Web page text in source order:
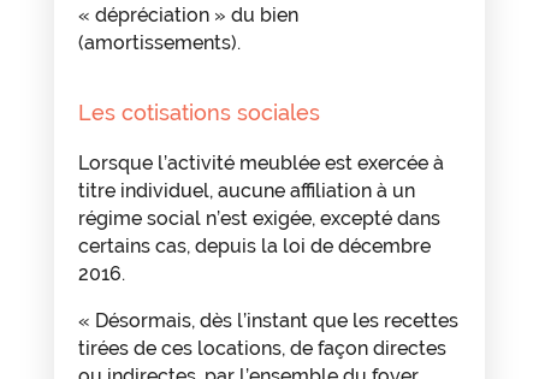
« dépréciation » du bien
(amortissements).
Les cotisations sociales
Lorsque l’activité meublée est exercée à
titre individuel, aucune affiliation à un
régime social n’est exigée, excepté dans
certains cas, depuis la loi de décembre
2016.
« Désormais, dès l’instant que les recettes
tirées de ces locations, de façon directes